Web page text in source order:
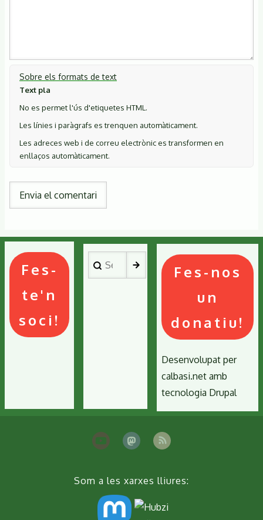
Sobre els formats de text
Text pla
No es permet l'ús d'etiquetes HTML.
Les línies i paràgrafs es trenquen automàticament.
Les adreces web i de correu electrònic es transformen en
enllaços automàticament.
Fes-
te'n
soci!
Search
Fes-nos
un
donatiu!
Desenvolupat per
calbasi.net amb
tecnologia Drupal
Som a les xarxes lliures: